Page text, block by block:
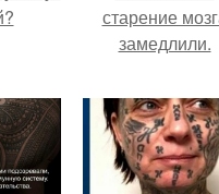
старение
замедлили.